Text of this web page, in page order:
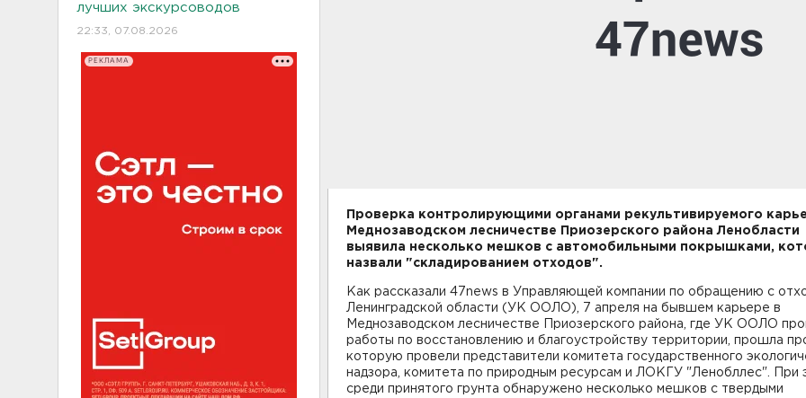
лучших экскурсоводов
22:33, 07.08.2026
РЕКЛАМА
Проверка контролирующими органами рекультивируемого
Меднозаводском лесничестве Приозерского района Ленобласти
выявила несколько мешков с автомобильными покрышками,
назвали "складированием отходов".
Как рассказали 47news в Управляющей компании по обращению с
Ленинградской области (УК ООЛО), 7 апреля на бывшем карьере в
Меднозаводском лесничестве Приозерского района, где УК ООЛО
работы по восстановлению и благоустройству территории, прошла
которую провели представители комитета государственного
надзора, комитета по природным ресурсам и ЛОКГУ "Ленобллес". При
среди принятого грунта обнаружено несколько мешков с твердыми